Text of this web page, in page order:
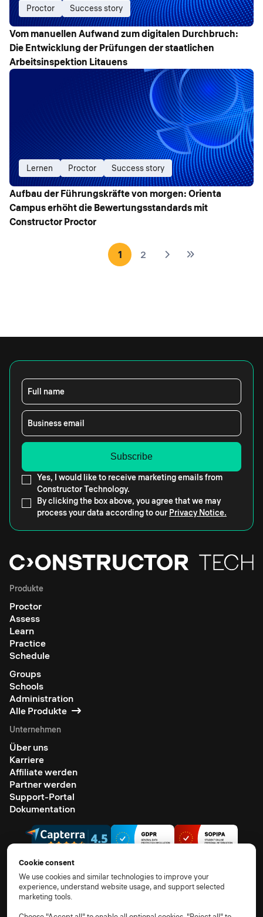
Proctor Success story
Vom manuellen Aufwand zum digitalen Durchbruch:
Die Entwicklung der Prüfungen der staatlichen
Arbeitsinspektion Litauens
Lernen Proctor Success story
Aufbau der Führungskräfte von morgen: Orienta
Campus erhöht die Bewertungsstandards mit
Constructor Proctor
1 2
Full name
Business email
Yes, I would like to receive marketing emails from
Constructor Technology.
By clicking the box above, you agree that we may
process your data according to our Privacy Notice.
Produkte
Proctor
Assess
Learn
Practice
Schedule
Groups
Schools
Administration
Alle Produkte
Unternehmen
Über uns
Karriere
Affiliate werden
Partner werden
Support-Portal
Dokumentation
© 2026 Alle Rechte vorbehalten.
AGB
Cookie consent
We use cookies and similar technologies to improve your
experience, understand website usage, and support selected
marketing tools.